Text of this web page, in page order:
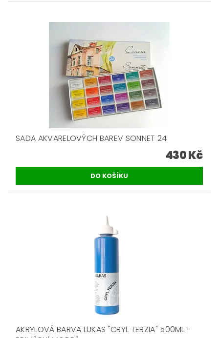
SADA AKVARELOVÝCH BAREV SONNET 24
430 Kč
AKRYLOVÁ BARVA LUKAS "CRYL TERZIA" 500ML -